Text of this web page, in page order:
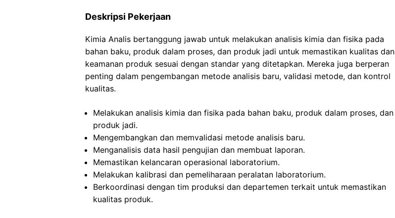
Deskripsi Pekerjaan
Kimia Analis bertanggung jawab untuk melakukan analisis kimia dan fisika pada
bahan baku, produk dalam proses, dan produk jadi untuk memastikan kualitas dan
keamanan produk sesuai dengan standar yang ditetapkan. Mereka juga berperan
penting dalam pengembangan metode analisis baru, validasi metode, dan kontrol
kualitas.
Melakukan analisis kimia dan fisika pada bahan baku, produk dalam proses, dan
produk jadi.
Mengembangkan dan memvalidasi metode analisis baru.
Menganalisis data hasil pengujian dan membuat laporan.
Memastikan kelancaran operasional laboratorium.
Melakukan kalibrasi dan pemeliharaan peralatan laboratorium.
Berkoordinasi dengan tim produksi dan departemen terkait untuk memastikan
kualitas produk.